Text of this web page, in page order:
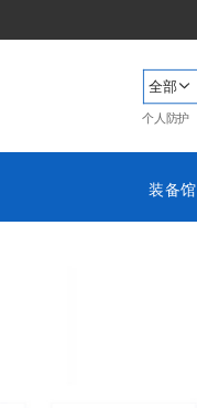
全部
个人防护
装备馆